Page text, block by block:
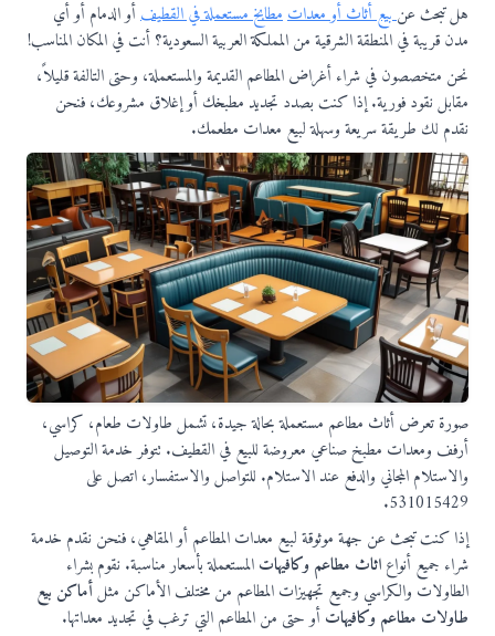
هل تبحث عنبيع أثاث أو معداتمطابخ مستعملة في القطيفأو الدمام أو أي
مدن قريبة في المنطقة الشرقية من المملكة العربية السعودية؟ أنت في المكان المناسب!
نحن متخصصون في شراء أغراض المطاعم القديمة والمستعملة، وحتى التالفة قليلاً،
مقابل نقود فورية. إذا كنت بصدد تجديد مطبخك أو إغلاق مشروعك، فنحن
نقدم لك طريقة سريعة وسهلة لبيع معدات مطعمك.
صورة تعرض أثاث مطاعم مستعملة بحالة جيدة، تشمل طاولات طعام، كراسي،
أرفف ومعدات مطبخ صناعي معروضة للبيع في القطيف. تتوفر خدمة التوصيل
والاستلام المجاني والدفع عند الاستلام. للتواصل والاستفسار، اتصل على
531015429.
إذا كنت تبحث عن جهة موثوقة لبيع معدات المطاعم أو المقاهي، فنحن نقدم خدمة
شراء جميع أنواعاثاث مطاعم وكافيهاتالمستعملة بأسعار مناسبة. نقوم بشراء
الطاولات والكراسي وجميع تجهيزات المطاعم من مختلف الأماكن مثلأماكن بيع
طاولات مطاعم وكافيهاتأو حتى من المطاعم التي ترغب في تجديد معداتها.